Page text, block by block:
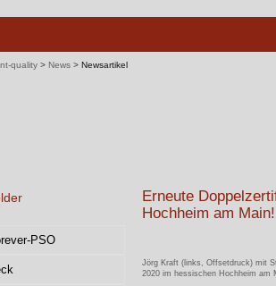
quality > News > Newsartikel
Erneute
Hochheim am Main!
Jörg Kraft (links, Offsetdruck) mit
2020 im hessischen Hochheim am
PSO